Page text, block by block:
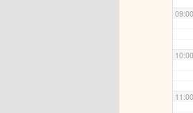
09:00
10:00
11:00